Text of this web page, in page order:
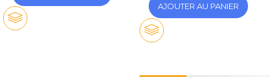
AJOUTER AU PANIER